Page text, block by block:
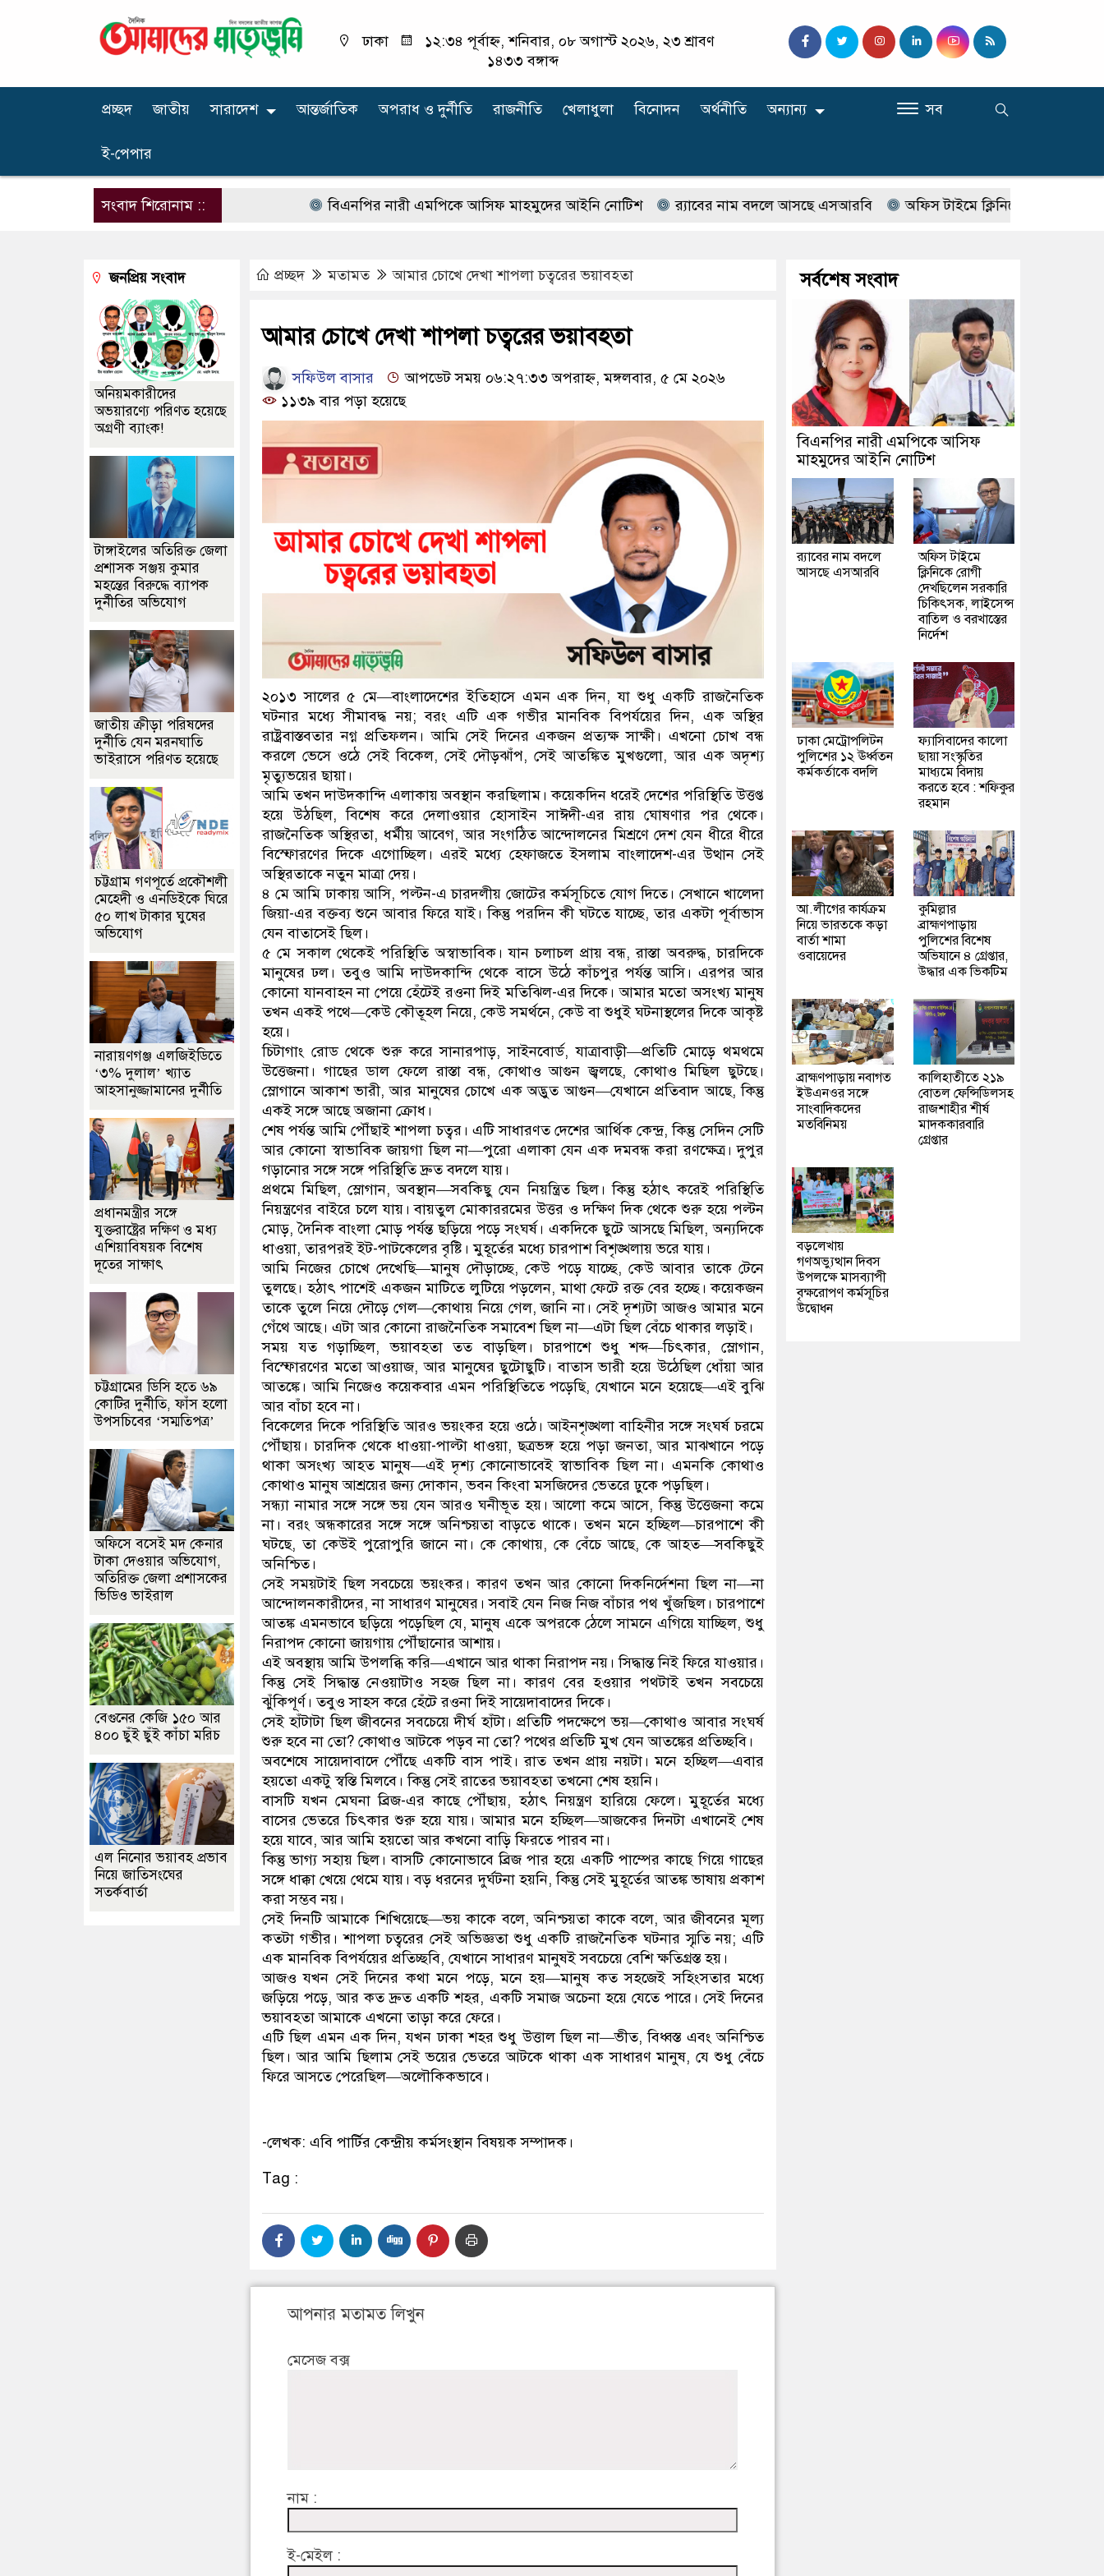
ঢাকা
১২:৩৪ পূর্বাহ্ন, শনিবার, ০৮ অগাস্ট ২০২৬, ২৩ শ্রাবণ
১৪৩৩ বঙ্গাব্দ
প্রচ্ছদ জাতীয় সারাদেশ আন্তর্জাতিক অপরাধ ‍ও দুর্নীতি রাজনীতি খেলাধুলা বিনোদন অর্থনীতি অন্যান্য
ই-পেপার
সব
সংবাদ শিরোনাম :: বিএনপির নারী এমপিকে আসিফ মাহমুদের আইনি নোটিশ র‍্যাবের নাম বদলে আসছে এসআরবি অফিস টাইমে ক্লিনিকে রোগী দেখছিলেন
প্রচ্ছদ মতামত আমার চোখে দেখা শাপলা চত্বরের ভয়াবহতা
আমার চোখে দেখা শাপলা চত্বরের ভয়াবহতা
সফিউল বাসার
আপডেট সময় ০৬:২৭:৩৩ অপরাহ্ন, মঙ্গলবার, ৫ মে ২০২৬
১১৩৯ বার পড়া হয়েছে
২০১৩ সালের ৫ মে—বাংলাদেশের ইতিহাসে এমন এক দিন, যা শুধু একটি রাজনৈতিক
ঘটনার মধ্যে সীমাবদ্ধ নয়; বরং এটি এক গভীর মানবিক বিপর্যয়ের দিন, এক অস্থির
রাষ্ট্রবাস্তবতার নগ্ন প্রতিফলন। আমি সেই দিনের একজন প্রত্যক্ষ সাক্ষী। এখনো চোখ বন্ধ
করলে ভেসে ওঠে সেই বিকেল, সেই দৌড়ঝাঁপ, সেই আতঙ্কিত মুখগুলো, আর এক অদৃশ্য
মৃত্যুভয়ের ছায়া।
আমি তখন দাউদকান্দি এলাকায় অবস্থান করছিলাম। কয়েকদিন ধরেই দেশের পরিস্থিতি উত্তপ্ত
হয়ে উঠছিল, বিশেষ করে দেলাওয়ার হোসাইন সাঈদী-এর রায় ঘোষণার পর থেকে।
রাজনৈতিক অস্থিরতা, ধর্মীয় আবেগ, আর সংগঠিত আন্দোলনের মিশ্রণে দেশ যেন ধীরে ধীরে
বিস্ফোরণের দিকে এগোচ্ছিল। এরই মধ্যে হেফাজতে ইসলাম বাংলাদেশ-এর উত্থান সেই
অস্থিরতাকে নতুন মাত্রা দেয়।
৪ মে আমি ঢাকায় আসি, পল্টন-এ চারদলীয় জোটের কর্মসূচিতে যোগ দিতে। সেখানে খালেদা
জিয়া-এর বক্তব্য শুনে আবার ফিরে যাই। কিন্তু পরদিন কী ঘটতে যাচ্ছে, তার একটা পূর্বাভাস
যেন বাতাসেই ছিল।
৫ মে সকাল থেকেই পরিস্থিতি অস্বাভাবিক। যান চলাচল প্রায় বন্ধ, রাস্তা অবরুদ্ধ, চারদিকে
মানুষের ঢল। তবুও আমি দাউদকান্দি থেকে বাসে উঠে কাঁচপুর পর্যন্ত আসি। এরপর আর
কোনো যানবাহন না পেয়ে হেঁটেই রওনা দিই মতিঝিল-এর দিকে। আমার মতো অসংখ্য মানুষ
তখন একই পথে—কেউ কৌতূহল নিয়ে, কেউ সমর্থনে, কেউ বা শুধুই ঘটনাস্থলের দিকে আকৃষ্ট
হয়ে।
চিটাগাং রোড থেকে শুরু করে সানারপাড়, সাইনবোর্ড, যাত্রাবাড়ী—প্রতিটি মোড়ে থমথমে
উত্তেজনা। গাছের ডাল ফেলে রাস্তা বন্ধ, কোথাও আগুন জ্বলছে, কোথাও মিছিল ছুটছে।
স্লোগানে আকাশ ভারী, আর মানুষের চোখে এক অদ্ভুত আগুন—যেখানে প্রতিবাদ আছে, কিন্তু
একই সঙ্গে আছে অজানা ক্রোধ।
শেষ পর্যন্ত আমি পৌঁছাই শাপলা চত্বর। এটি সাধারণত দেশের আর্থিক কেন্দ্র, কিন্তু সেদিন সেটি
আর কোনো স্বাভাবিক জায়গা ছিল না—পুরো এলাকা যেন এক দমবন্ধ করা রণক্ষেত্র। দুপুর
গড়ানোর সঙ্গে সঙ্গে পরিস্থিতি দ্রুত বদলে যায়।
প্রথমে মিছিল, স্লোগান, অবস্থান—সবকিছু যেন নিয়ন্ত্রিত ছিল। কিন্তু হঠাৎ করেই পরিস্থিতি
নিয়ন্ত্রণের বাইরে চলে যায়। বায়তুল মোকাররমের উত্তর ও দক্ষিণ দিক থেকে শুরু হয়ে পল্টন
মোড়, দৈনিক বাংলা মোড় পর্যন্ত ছড়িয়ে পড়ে সংঘর্ষ। একদিকে ছুটে আসছে মিছিল, অন্যদিকে
ধাওয়া, তারপরই ইট-পাটকেলের বৃষ্টি। মুহূর্তের মধ্যে চারপাশ বিশৃঙ্খলায় ভরে যায়।
আমি নিজের চোখে দেখেছি—মানুষ দৌড়াচ্ছে, কেউ পড়ে যাচ্ছে, কেউ আবার তাকে টেনে
তুলছে। হঠাৎ পাশেই একজন মাটিতে লুটিয়ে পড়লেন, মাথা ফেটে রক্ত বের হচ্ছে। কয়েকজন
তাকে তুলে নিয়ে দৌড়ে গেল—কোথায় নিয়ে গেল, জানি না। সেই দৃশ্যটা আজও আমার মনে
গেঁথে আছে। এটা আর কোনো রাজনৈতিক সমাবেশ ছিল না—এটা ছিল বেঁচে থাকার লড়াই।
সময় যত গড়াচ্ছিল, ভয়াবহতা তত বাড়ছিল। চারপাশে শুধু শব্দ—চিৎকার, স্লোগান,
বিস্ফোরণের মতো আওয়াজ, আর মানুষের ছুটোছুটি। বাতাস ভারী হয়ে উঠেছিল ধোঁয়া আর
আতঙ্কে। আমি নিজেও কয়েকবার এমন পরিস্থিতিতে পড়েছি, যেখানে মনে হয়েছে—এই বুঝি
আর বাঁচা হবে না।
বিকেলের দিকে পরিস্থিতি আরও ভয়ংকর হয়ে ওঠে। আইনশৃঙ্খলা বাহিনীর সঙ্গে সংঘর্ষ চরমে
পৌঁছায়। চারদিক থেকে ধাওয়া-পাল্টা ধাওয়া, ছত্রভঙ্গ হয়ে পড়া জনতা, আর মাঝখানে পড়ে
থাকা অসংখ্য আহত মানুষ—এই দৃশ্য কোনোভাবেই স্বাভাবিক ছিল না। এমনকি কোথাও
কোথাও মানুষ আশ্রয়ের জন্য দোকান, ভবন কিংবা মসজিদের ভেতরে ঢুকে পড়ছিল।
সন্ধ্যা নামার সঙ্গে সঙ্গে ভয় যেন আরও ঘনীভূত হয়। আলো কমে আসে, কিন্তু উত্তেজনা কমে
না। বরং অন্ধকারের সঙ্গে সঙ্গে অনিশ্চয়তা বাড়তে থাকে। তখন মনে হচ্ছিল—চারপাশে কী
ঘটছে, তা কেউই পুরোপুরি জানে না। কে কোথায়, কে বেঁচে আছে, কে আহত—সবকিছুই
অনিশ্চিত।
সেই সময়টাই ছিল সবচেয়ে ভয়ংকর। কারণ তখন আর কোনো দিকনির্দেশনা ছিল না—না
আন্দোলনকারীদের, না সাধারণ মানুষের। সবাই যেন নিজ নিজ বাঁচার পথ খুঁজছিল। চারপাশে
আতঙ্ক এমনভাবে ছড়িয়ে পড়েছিল যে, মানুষ একে অপরকে ঠেলে সামনে এগিয়ে যাচ্ছিল, শুধু
নিরাপদ কোনো জায়গায় পৌঁছানোর আশায়।
এই অবস্থায় আমি উপলব্ধি করি—এখানে আর থাকা নিরাপদ নয়। সিদ্ধান্ত নিই ফিরে যাওয়ার।
কিন্তু সেই সিদ্ধান্ত নেওয়াটাও সহজ ছিল না। কারণ বের হওয়ার পথটাই তখন সবচেয়ে
ঝুঁকিপূর্ণ। তবুও সাহস করে হেঁটে রওনা দিই সায়েদাবাদের দিকে।
সেই হাঁটাটা ছিল জীবনের সবচেয়ে দীর্ঘ হাঁটা। প্রতিটি পদক্ষেপে ভয়—কোথাও আবার সংঘর্ষ
শুরু হবে না তো? কোথাও আটকে পড়ব না তো? পথের প্রতিটি মুখ যেন আতঙ্কের প্রতিচ্ছবি।
অবশেষে সায়েদাবাদে পৌঁছে একটি বাস পাই। রাত তখন প্রায় নয়টা। মনে হচ্ছিল—এবার
হয়তো একটু স্বস্তি মিলবে। কিন্তু সেই রাতের ভয়াবহতা তখনো শেষ হয়নি।
বাসটি যখন মেঘনা ব্রিজ-এর কাছে পৌঁছায়, হঠাৎ নিয়ন্ত্রণ হারিয়ে ফেলে। মুহূর্তের মধ্যে
বাসের ভেতরে চিৎকার শুরু হয়ে যায়। আমার মনে হচ্ছিল—আজকের দিনটা এখানেই শেষ
হয়ে যাবে, আর আমি হয়তো আর কখনো বাড়ি ফিরতে পারব না।
কিন্তু ভাগ্য সহায় ছিল। বাসটি কোনোভাবে ব্রিজ পার হয়ে একটি পাম্পের কাছে গিয়ে গাছের
সঙ্গে ধাক্কা খেয়ে থেমে যায়। বড় ধরনের দুর্ঘটনা হয়নি, কিন্তু সেই মুহূর্তের আতঙ্ক ভাষায় প্রকাশ
করা সম্ভব নয়।
সেই দিনটি আমাকে শিখিয়েছে—ভয় কাকে বলে, অনিশ্চয়তা কাকে বলে, আর জীবনের মূল্য
কতটা গভীর। শাপলা চত্বরের সেই অভিজ্ঞতা শুধু একটি রাজনৈতিক ঘটনার স্মৃতি নয়; এটি
এক মানবিক বিপর্যয়ের প্রতিচ্ছবি, যেখানে সাধারণ মানুষই সবচেয়ে বেশি ক্ষতিগ্রস্ত হয়।
আজও যখন সেই দিনের কথা মনে পড়ে, মনে হয়—মানুষ কত সহজেই সহিংসতার মধ্যে
জড়িয়ে পড়ে, আর কত দ্রুত একটি শহর, একটি সমাজ অচেনা হয়ে যেতে পারে। সেই দিনের
ভয়াবহতা আমাকে এখনো তাড়া করে ফেরে।
এটি ছিল এমন এক দিন, যখন ঢাকা শহর শুধু উত্তাল ছিল না—ভীত, বিধ্বস্ত এবং অনিশ্চিত
ছিল। আর আমি ছিলাম সেই ভয়ের ভেতরে আটকে থাকা এক সাধারণ মানুষ, যে শুধু বেঁচে
ফিরে আসতে পেরেছিল—অলৌকিকভাবে।
-লেখক: এবি পার্টির কেন্দ্রীয় কর্মসংস্থান বিষয়ক সম্পাদক।
Tag :
আপনার মতামত লিখুন
মেসেজ বক্স
নাম :
ই-মেইল :
জনপ্রিয় সংবাদ
অনিয়মকারীদের
অভয়ারণ্যে পরিণত হয়েছে
অগ্রণী ব্যাংক!
টাঙ্গাইলের অতিরিক্ত জেলা
প্রশাসক সঞ্জয় কুমার
মহন্তের বিরুদ্ধে ব্যাপক
দুর্নীতির অভিযোগ
জাতীয় ক্রীড়া পরিষদের
দুর্নীতি যেন মরনঘাতি
ভাইরাসে পরিণত হয়েছে
চট্টগ্রাম গণপূর্তে প্রকৌশলী
মেহেদী ও এনডিইকে ঘিরে
৫০ লাখ টাকার ঘুষের
অভিযোগ
নারায়ণগঞ্জ এলজিইডিতে
‘৩% দুলাল’ খ্যাত
আহসানুজ্জামানের দুর্নীতি
প্রধানমন্ত্রীর সঙ্গে
যুক্তরাষ্ট্রের দক্ষিণ ও মধ্য
এশিয়াবিষয়ক বিশেষ
দূতের সাক্ষাৎ
চট্টগ্রামের ডিসি হতে ৬৯
কোটির দুর্নীতি, ফাঁস হলো
উপসচিবের ‘সম্মতিপত্র’
অফিসে বসেই মদ কেনার
টাকা দেওয়ার অভিযোগ,
অতিরিক্ত জেলা প্রশাসকের
ভিডিও ভাইরাল
বেগুনের কেজি ১৫০ আর
৪০০ ছুঁই ছুঁই কাঁচা মরিচ
এল নিনোর ভয়াবহ প্রভাব
নিয়ে জাতিসংঘের
সতর্কবার্তা
সর্বশেষ সংবাদ
বিএনপির নারী এমপিকে আসিফ
মাহমুদের আইনি নোটিশ
র‍্যাবের নাম বদলে
আসছে এসআরবি
অফিস টাইমে
ক্লিনিকে রোগী
দেখছিলেন সরকারি
চিকিৎসক, লাইসেন্স
বাতিল ও বরখাস্তের
নির্দেশ
ঢাকা মেট্রোপলিটন
পুলিশের ১২ ঊর্ধ্বতন
কর্মকর্তাকে বদলি
ফ্যাসিবাদের কালো
ছায়া সংস্কৃতির
মাধ্যমে বিদায়
করতে হবে : শফিকুর
রহমান
আ.লীগের কার্যক্রম
নিয়ে ভারতকে কড়া
বার্তা শামা
ওবায়েদের
কুমিল্লার
ব্রাহ্মণপাড়ায়
পুলিশের বিশেষ
অভিযানে ৪ গ্রেপ্তার,
উদ্ধার এক ভিকটিম
ব্রাহ্মণপাড়ায় নবাগত
ইউএনওর সঙ্গে
সাংবাদিকদের
মতবিনিময়
কালিহাতীতে ২১৯
বোতল ফেন্সিডিলসহ
রাজশাহীর শীর্ষ
মাদককারবারি
গ্রেপ্তার
বড়লেখায়
গণঅভ্যুত্থান দিবস
উপলক্ষে মাসব্যাপী
বৃক্ষরোপণ কর্মসূচির
উদ্বোধন